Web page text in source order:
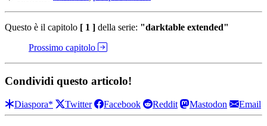
Questo è il capitolo [ 1 ] della serie: "darktable extended"
Prossimo capitolo
Condividi questo articolo!
Diaspora* Twitter Facebook Reddit Mastodon Email